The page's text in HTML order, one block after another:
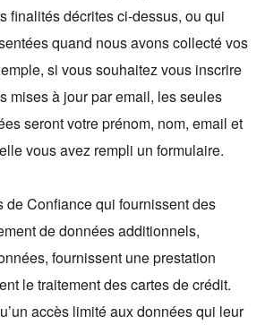
finalités décrites ci-dessus, ou qui
quand nous avons collecté vos
si vous souhaitez vous inscrire
mises à jour par email, les seules
seront votre prénom, nom, email et
vous avez rempli un formulaire.
de Confiance qui fournissent des
de données additionnels,
fournissent une prestation
le traitement des cartes de crédit.
accès limité aux données qui leur